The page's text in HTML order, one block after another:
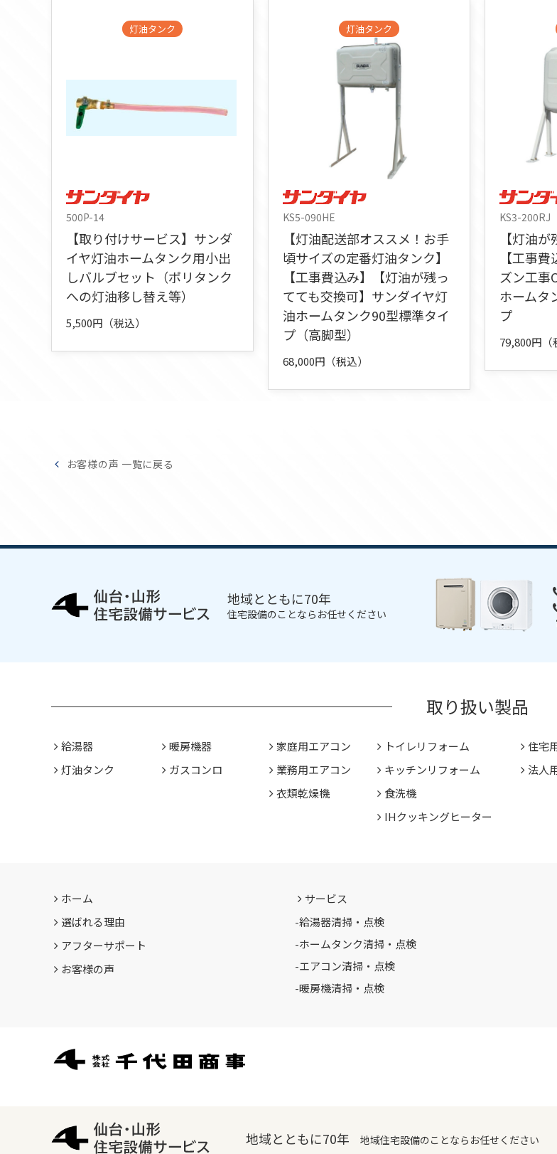
灯油タンク
500P-14
【取り付けサービス】サンダ
イヤ灯油ホームタンク用小出
しバルブセット（ポリタンク
への灯油移し替え等）
5,500円（税込）
灯油タンク
KS5-090HE
【灯油配送部オススメ！お手
頃サイズの定番灯油タンク】
【工事費込み】【灯油が残っ
てても交換可】サンダイヤ灯
油ホームタンク90型標準タイ
プ（高脚型）
68,000円（税込）
KS3-200RJ
【灯油
【工事
ズン工事
ホームタ
プ
79,800円（
お客様の声 一覧に戻る
地域とともに70年
住宅設備のことならお任せください
取り扱い製品
給湯器
灯油タンク
暖房機器
ガスコンロ
家庭用エアコン
業務用エアコン
衣類乾燥機
トイレリフォーム
キッチンリフォーム
食洗機
IHクッキングヒーター
住宅
法人
ホーム
選ばれる理由
アフターサポート
お客様の声
サービス
-給湯器清掃・点検
-ホームタンク清掃・点検
-エアコン清掃・点検
-暖房機清掃・点検
地域とともに70年 地域住宅設備のことならお任せください